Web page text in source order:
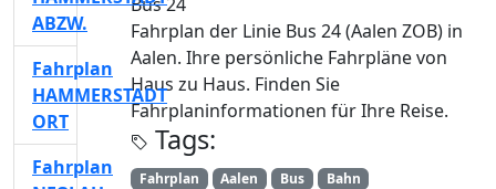
Fahrplan der Linie Bus 24 (Aalen ZOB) in
Aalen. Ihre persönliche Fahrpläne von
Haus zu Haus. Finden Sie
Fahrplaninformationen für Ihre Reise.
Tags:
Fahrplan Aalen Bus
Bahn
ABZW.
Fahrplan
HAMMERSTADT
ORT
Fahrplan